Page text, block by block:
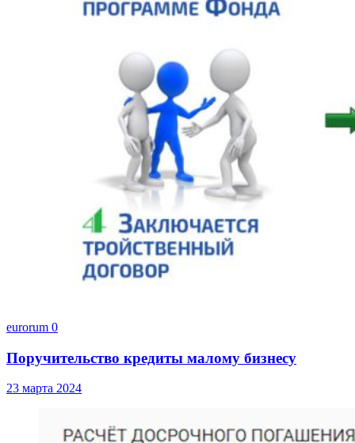
eurorum 0
Поручительство кредиты малому бизнесу
23 марта 2024